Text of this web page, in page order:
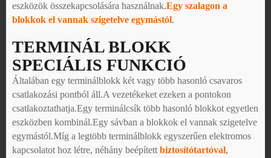
eszközök összekapcsolására használnak.Egy szalagon a
blokkok el vannak szigetelve egymástól.
TERMINÁL BLOKK
SPECIÁLIS FUNKCIÓ
Általában egy terminálblokk két vagy több hasonló csavaros
csatlakozási pontból áll.A vezetékeket ezeken a pontokon
csatlakoztathatja.Egy terminálcsík több hasonló blokkot egyetlen
eszközben kombinál.Egy sávban a blokkok el vannak szigetelve
egymástól.Míg a legtöbb terminálblokk egyszerűen elektromos
kapcsolatot hoz létre, néhány beépített biztosítótartóval,